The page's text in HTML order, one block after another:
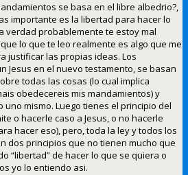
se basa en el libre albedrio?,
importante es la libertad para hacer lo
verdad probablemente te estoy mal
lo que te leo realmente es algo que me
justificar las propias ideas. Los
Jesus en el nuevo testamento, se basan
todas las cosas (lo cual implica
obedecereis mis mandamientos) y
uno mismo. Luego tienes el principio del
o hacerle caso a Jesus, o no hacerle
hacer eso), pero, toda la ley y todos los
dos principios que no tienen mucho que
“libertad” de hacer lo que se quiera o
yo lo entiendo asi.